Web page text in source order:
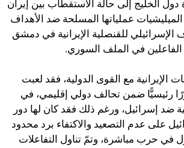
دول الخليج إلى حالة الاستقطاب بين إيران
عملياتها المسلحة ضد الأهداف
الإسرائيلي للقنصلية الإيرانية في دمشق
الفاعلين في الملف السوري.
الإيرانية مع القوى الدولية، فقد لعبت
رئيسيًّا ضمن تحالف دولي إقليمي، في
ضد إسرائيل، ورغم ذلك فقد كان لها دور
على عدم التصعيد والاكتفاء برد محدود
في حرب مباشرة، وتمّ تناول التفاعلات